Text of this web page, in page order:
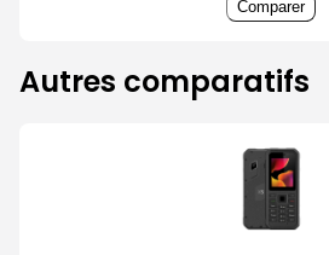
Comparer
Autres comparatifs